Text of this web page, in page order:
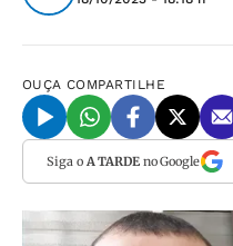
OUÇA COMPARTILHE
Siga o A TARDEno Google